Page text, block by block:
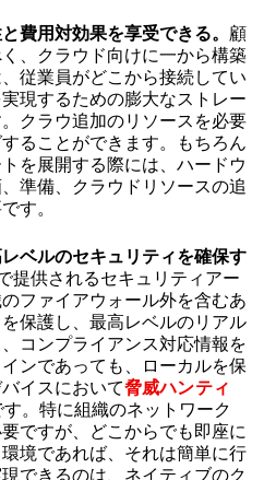
費用対効果を享受できる。 顧
、クラウド向けに一から構築
従業員がどこから接続してい
現するための膨大なストレー
クラウ追加のリソースを必要
ることができます。もちろん
を展開する際には、ハードウ
準備、クラウドリソースの追
す。
ベルのセキュリティを確保す
提供されるセキュリティアー
ファイアウォール外を含むあ
保護し、最高レベルのリアル
コンプライアンス対応情報を
ンであっても、ローカルを保
イスにおいて脅威ハンティ
。特に組織のネットワーク
ですが、どこからでも即座に
境であれば、それは簡単に行
できるのは、ネイティブのク